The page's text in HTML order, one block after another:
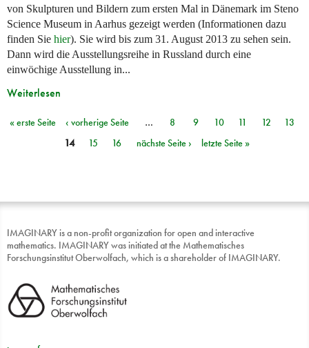
von Skulpturen und Bildern zum ersten Mal in Dänemark im Steno
Science Museum in Aarhus gezeigt werden (Informationen dazu
finden Sie hier). Sie wird bis zum 31. August 2013 zu sehen sein.
Dann wird die Ausstellungsreihe in Russland durch eine
einwöchige Ausstellung in...
Weiterlesen
Seiten
« erste Seite ‹ vorherige Seite … 8 9 10 11 12
13
14
15 16 nächste Seite › letzte Seite »
IMAGINARY is a non-profit organization for open and interactive
mathematics. IMAGINARY was initiated at the Mathematisches
Forschungsinstitut Oberwolfach, which is a shareholder of IMAGINARY.